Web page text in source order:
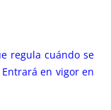
regula cuándo se
en vigor en